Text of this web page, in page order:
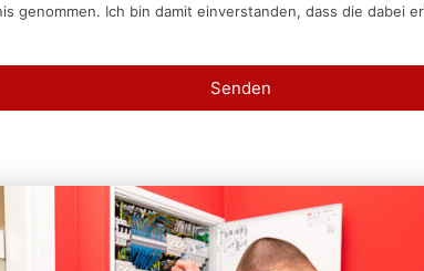
genommen. Ich bin damit einverstanden, dass die dabei
Senden